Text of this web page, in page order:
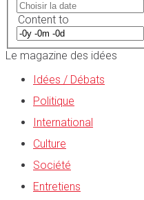
Content to
Le magazine des idées
Idées / Débats
Politique
International
Culture
Société
Entretiens